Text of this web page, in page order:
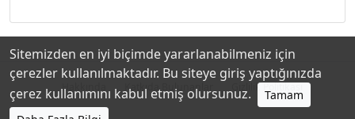
Hakkında Katkıda Bulunanlar Gizlilik Politikası
Sitemizden en iyi biçimde yararlanabilmeniz için
çerezler kullanılmaktadır. Bu siteye giriş yaptığınızda
çerez kullanımını kabul etmiş olursunuz.
Tamam